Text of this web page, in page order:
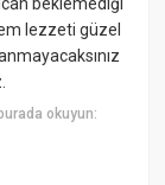
lezzeti güzel
okuyun: